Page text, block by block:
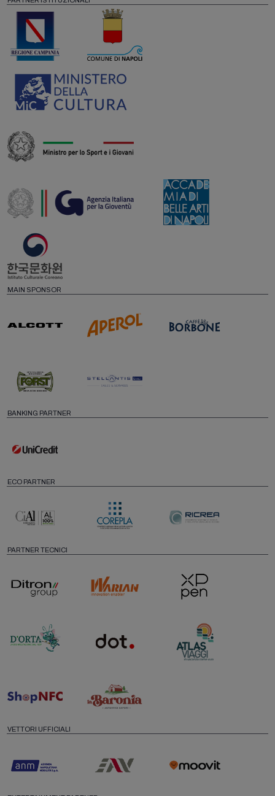
MAIN SPONSOR
BANKING PARTNER
ECO PARTNER
PARTNER TECNICI
VETTORI UFFICIALI